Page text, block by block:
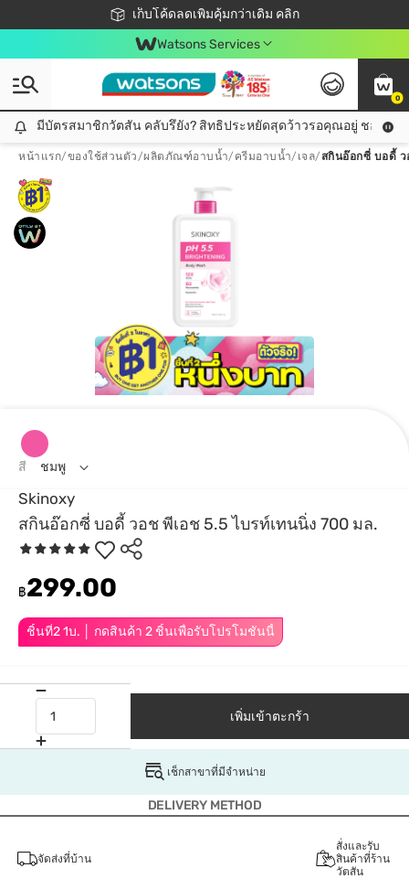
เก็บโค้ดลดเพิ่มคุ้มกว่าเดิม คลิก
ชอปออนไลน์ครั้งแรก ลดเพิ่มจุก ๆ 10%! 🎉
📦ส่งฟรี! เมื่อชอป 499฿
สมาชิกวัตสัน คลับดียังไง?
Watsons Services
0
มีบัตรสมาชิกวัตสัน คลับรึยัง? สิทธิประหยัดสุดว้าวรอคุณอยู่ ชอปคุ้มกว่าเดิม คลิก!
มีบัตรสมาชิกวัตสัน คลับรึยัง? สิทธิประหยัดสุดว้าวรอคุณอยู่ ชอปคุ้มก
หน้าแรก/ของใช้ส่วนตัว/ผลิตภัณฑ์อาบน้ำ/ ครีมอาบน้ำ/เจล/ สกินอ๊อกซี่ บอดี้
Skinoxy
สกินอ๊อกซี่ บอดี้ วอช พีเอช 5.5 ไบรท์เทนนิ่ง 700 มล.
ชิ้นที่2 1บ. │ กดสินค้า 2 ชิ้นเพื่อรับโปรโมชันนี้
฿299.00
สี ชมพู
เพิ่มเข้าตะกร้า
เช็กสาขาที่มีจำหน่าย
DELIVERY METHOD
จัดส่งที่บ้าน
สั่งและรับ
สินค้าที่ร้าน
วัตสัน